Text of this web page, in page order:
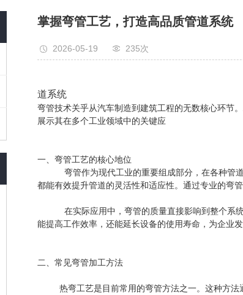
掌握弯管工艺，打造高品质管道系统
2026-05-19 235次
道系统
弯管技术关乎从汽车制造到建筑工程的无数核心环节
展示其在多个工业领域中的关键应
一、弯管工艺的核心地位
弯管作为现代工业的重要组成部分，在各种管道
都能有效提升管道的灵活性和适应性。通过专业的弯
在实际应用中，弯管的质量直接影响到整个系统
能提高工作效率，还能延长设备的使用寿命，为企业发
二、常见弯管加工方法
热弯工艺是目前常用的弯管方法之一。这种方法